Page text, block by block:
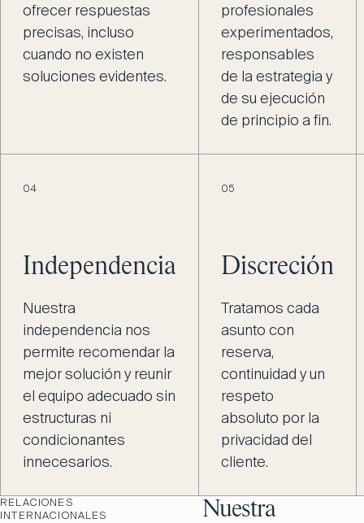
ofrecer respuestas
precisas, incluso
cuando no existen
soluciones evidentes.
profesionales
experimentados,
responsables
de la estrategia y
de su ejecución
de principio a fin.
04
Independencia
Nuestra
independencia nos
permite recomendar la
mejor solución y reunir
el equipo adecuado sin
estructuras ni
condicionantes
innecesarios.
05
Discreción
Tratamos cada
asunto con
reserva,
continuidad y un
respeto
absoluto por la
privacidad del
cliente.
RELACIONES
INTERNACIONALES
Nuestra